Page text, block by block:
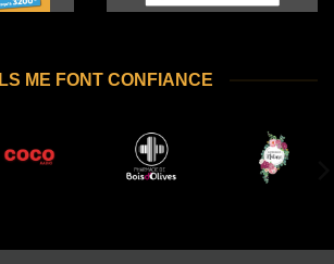
ILS ME FONT CONFIANCE